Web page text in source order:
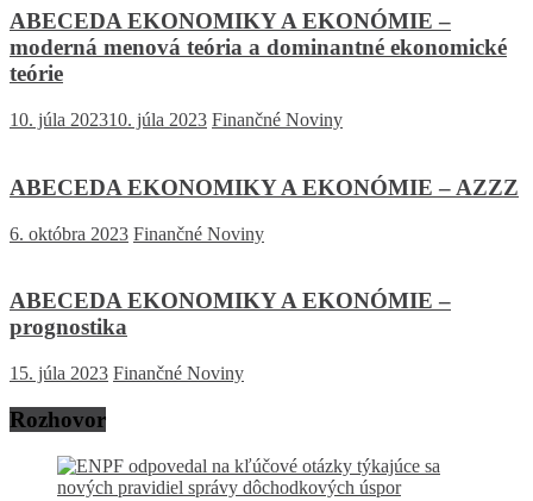
ABECEDA EKONOMIKY A EKONÓMIE –
moderná menová teória a dominantné ekonomické
teórie
10. júla 202310. júla 2023 Finančné Noviny
ABECEDA EKONOMIKY A EKONÓMIE – AZZZ
6. októbra 2023 Finančné Noviny
ABECEDA EKONOMIKY A EKONÓMIE –
prognostika
15. júla 2023 Finančné Noviny
Rozhovor